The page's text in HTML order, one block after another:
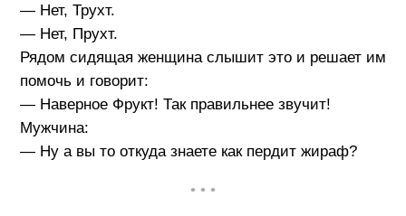
— Нет, Трухт.
— Нет, Прухт.
Рядом сидящая женщина слышит это и решает им
помочь и говорит:
— Наверное Фрукт! Так правильнее звучит!
Мужчина:
— Ну а вы то откуда знаете как пердит жираф?
• • •